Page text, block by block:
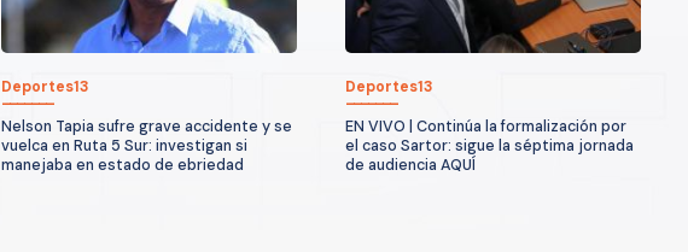
Deportes13
Nelson Tapia sufre grave accidente y se
vuelca en Ruta 5 Sur: investigan si
manejaba en estado de ebriedad
Deportes13
EN VIVO | Continúa la formalización por
el caso Sartor: sigue la séptima jornada
de audiencia AQUÍ